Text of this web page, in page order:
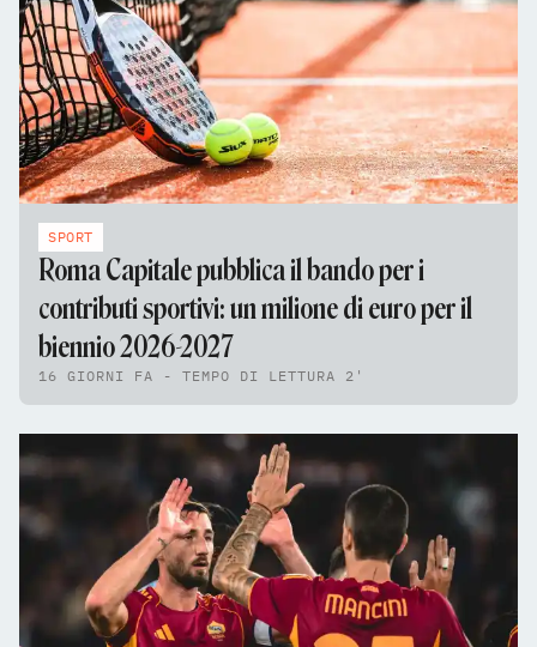
SPORT
Roma Capitale pubblica il bando per i
contributi sportivi: un milione di euro per il
biennio 2026-2027
16 GIORNI FA - TEMPO DI LETTURA 2'